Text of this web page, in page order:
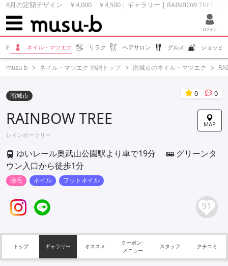
8月の定額デザイン ￥4,000 ￥4,500 | ギャラリー | RAINBOW TREE |
ログイン
テ ネイル・マツエク リラク ヘアサロン グルメ ショッピ
musu-b ネイル・マツエク 沖縄トップ 南城市のネイル・マツエク
南城市 0 0
MAP
RAINBOW TREE
レインボーツリー
ゆいレール奥武山公園駅より車で19分
グリーンタ
ウン入口から徒歩1分
脱毛 ネイル フットネイル
91
トップ ギャラリー オススメ
クーポン･
メニュー
スタッフ クチコミ